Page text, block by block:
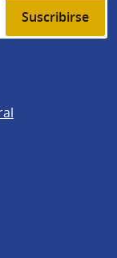
Suscribirse